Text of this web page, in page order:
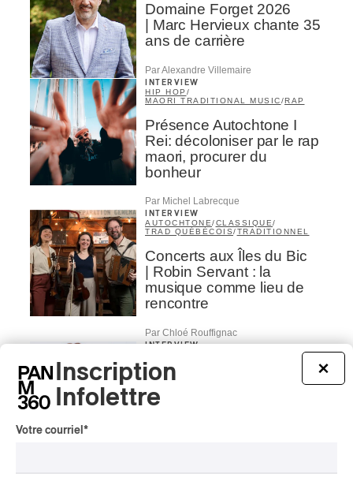
Domaine Forget 2026
| Marc Hervieux chante 35
ans de carrière
Par Alexandre Villemaire
INTERVIEW
HIP HOP /
MAORI TRADITIONAL MUSIC/RAP
Présence Autochtone I
Rei: décoloniser par le rap
maori, procurer du
bonheur
Par Michel Labrecque
INTERVIEW
AUTOCHTONE/CLASSIQUE/
TRAD QUÉBÉCOIS/TRADITIONNEL
Concerts aux Îles du Bic
| Robin Servant : la
musique comme lieu de
rencontre
Par Chloé Rouffignac
INTERVIEW
CLASSIQUE
| Bach éternel et éternelles
CRITIQUE DE CONCERT
×
Inscription
Infolettre
Votre courriel *